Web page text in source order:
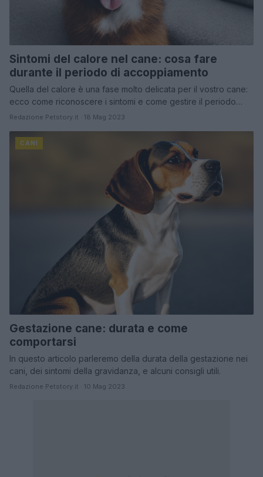
Sintomi del calore nel cane: cosa fare
durante il periodo di accoppiamento
Quella del calore è una fase molto delicata per il vostro cane:
ecco come riconoscere i sintomi e come gestire il periodo…
Redazione Petstory.it · 18 Mag 2023
CANI
Gestazione cane: durata e come
comportarsi
In questo articolo parleremo della durata della gestazione nei
cani, dei sintomi della gravidanza, e alcuni consigli utili.
Redazione Petstory.it · 10 Mag 2023